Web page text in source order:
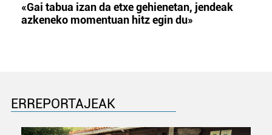
«Gai tabua izan da etxe gehienetan, jendeak
azkeneko momentuan hitz egin du»
ERREPORTAJEAK